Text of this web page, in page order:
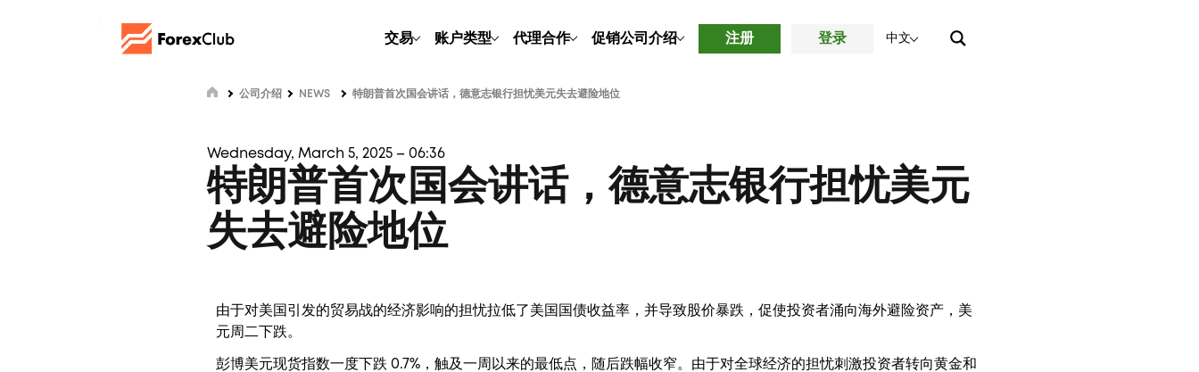
交易 账户类型 代理合作 促销公司介绍 注册 登录 中文
公司介绍 NEWS 特朗普首次国会讲话，德意志银行担忧美元失去避险地位
Wednesday, March 5, 2025 – 06:36
特朗普首次国会讲话，德意志银行担忧美元
失去避险地位
由于对美国引发的贸易战的经济影响的担忧拉低了美国国债收益率，并导致股价暴跌，促使投资者涌向海外避险资产，美
元周二下跌。
彭博美元现货指数一度下跌 0.7%，触及一周以来的最低点，随后跌幅收窄。由于对全球经济的担忧刺激投资者转向黄金和